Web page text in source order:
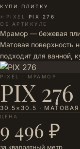
КУПИ ПЛИТКУ
← PIXEL · PIX 276
ОБ АРТИКУЛЕ
Мрамор — бежевая
Матовая поверхность
подходит для ванной,
PIXEL · МРАМОР
PIX 276
30.5×30.5 · МАТОВАЯ
ЦЕНА
9 496 ₽
за квадратный метр